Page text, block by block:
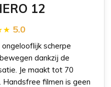
12
5.0
scherpe
dankzij de
Je maakt tot 70
Handsfree filmen is geen